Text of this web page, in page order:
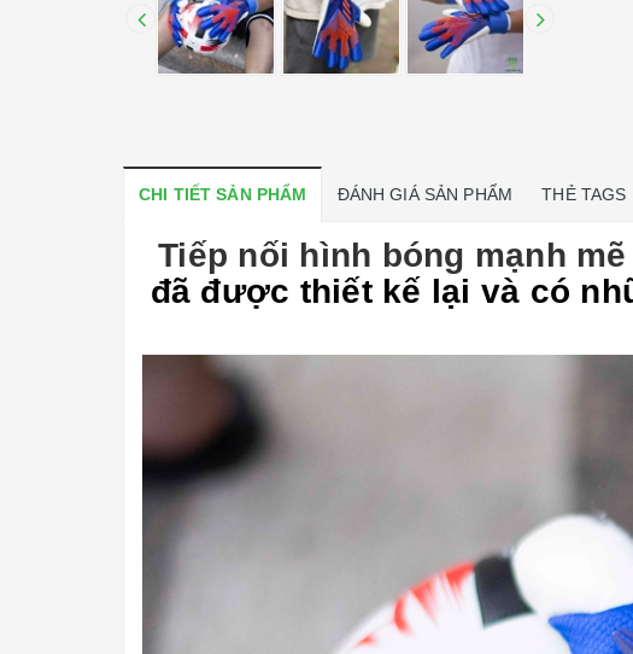
CHI TIẾT SẢN PHẨM ĐÁNH GIÁ SẢN PHẨM THẺ TAGS
Tiếp nối hình bóng mạnh
đã được thiết kế lại và có